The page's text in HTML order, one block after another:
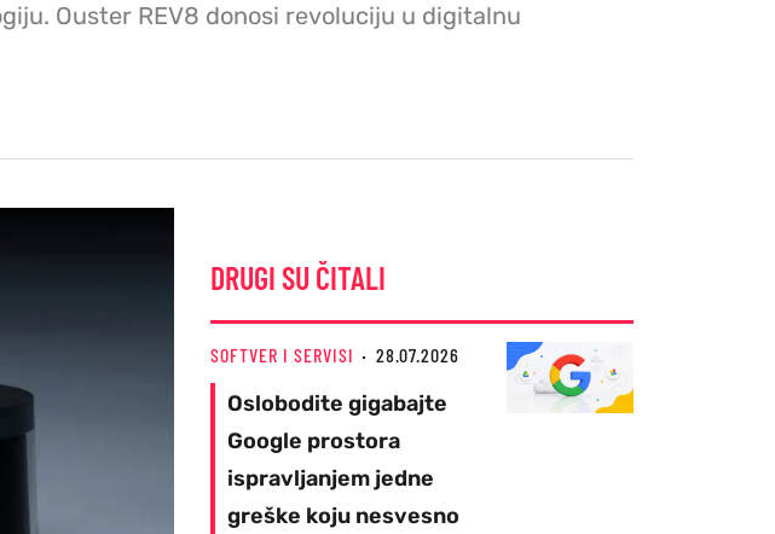
Ouster REV8 donosi revoluciju u digitalnu
DRUGI SU ČITALI
SOFTVER I SERVISI 28.07.2026
Oslobodite gigabajte
Google prostora
ispravljanjem jedne
greške koju nesvesno